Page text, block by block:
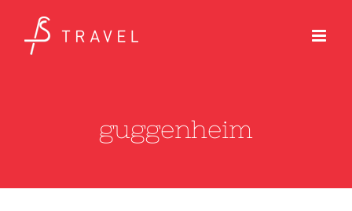
inhoud
guggenheim